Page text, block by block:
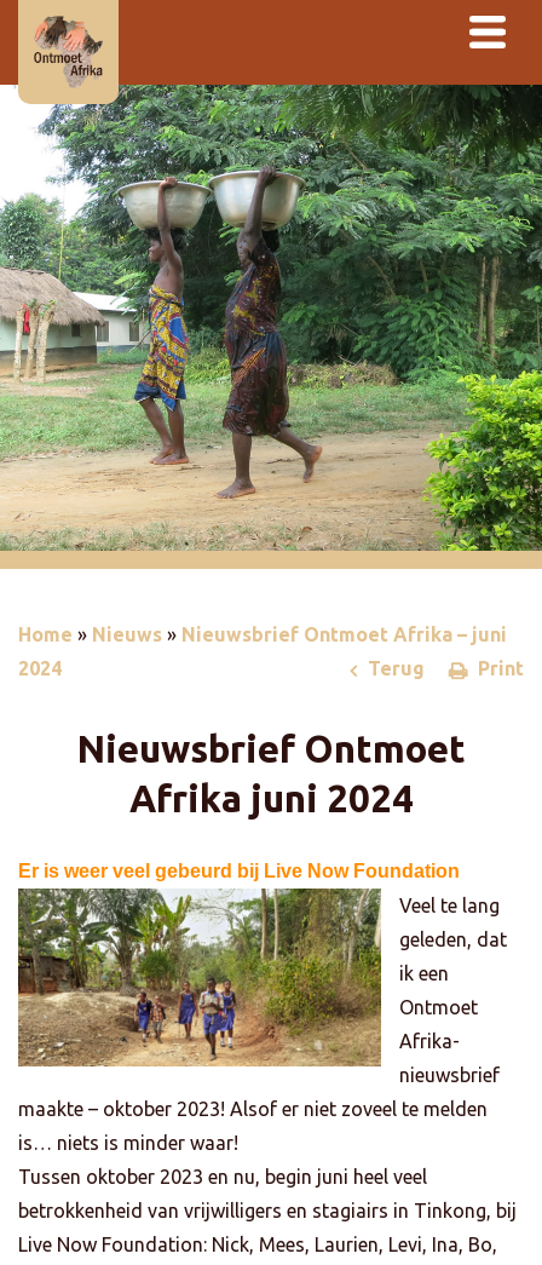
Home » Nieuws » Nieuwsbrief Ontmoet Afrika – juni
2024
Print
Terug
Nieuwsbrief Ontmoet
Afrika juni 2024
Er is weer veel gebeurd bij Live Now Foundation
Veel te lang
geleden, dat
ik een
Ontmoet
Afrika-
nieuwsbrief
maakte – oktober 2023! Alsof er niet zoveel te melden
is… niets is minder waar!
Tussen oktober 2023 en nu, begin juni heel veel
betrokkenheid van vrijwilligers en stagiairs in Tinkong, bij
Live Now Foundation: Nick, Mees, Laurien, Levi, Ina, Bo,